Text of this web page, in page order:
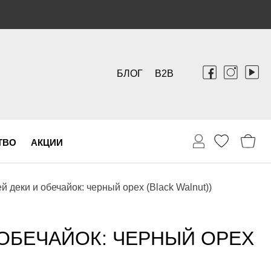
B2B
БЛОГ
АКЦИИ
деки и обечайок: черный орех (Black Walnut))
ЧЕРНЫЙ ОРЕХ